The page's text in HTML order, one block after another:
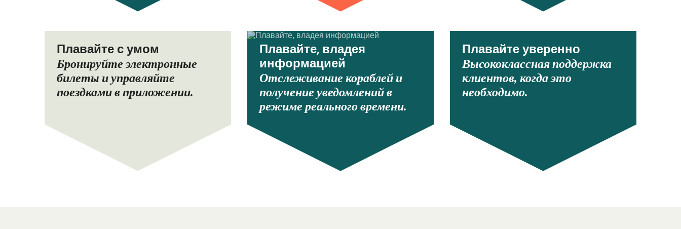
Плавайте с умом
Бронируйте электронные
билеты и управляйте
поездками в приложении.
Плавайте, владея
информацией
Отслеживание кораблей и
получение уведомлений в
режиме реального времени.
Плавайте уверенно
Высококлассная поддержка
клиентов, когда это
необходимо.